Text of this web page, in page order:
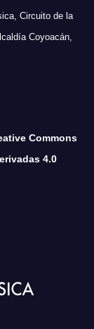
Circuito de la
Coyoacán,
Commons
4.0